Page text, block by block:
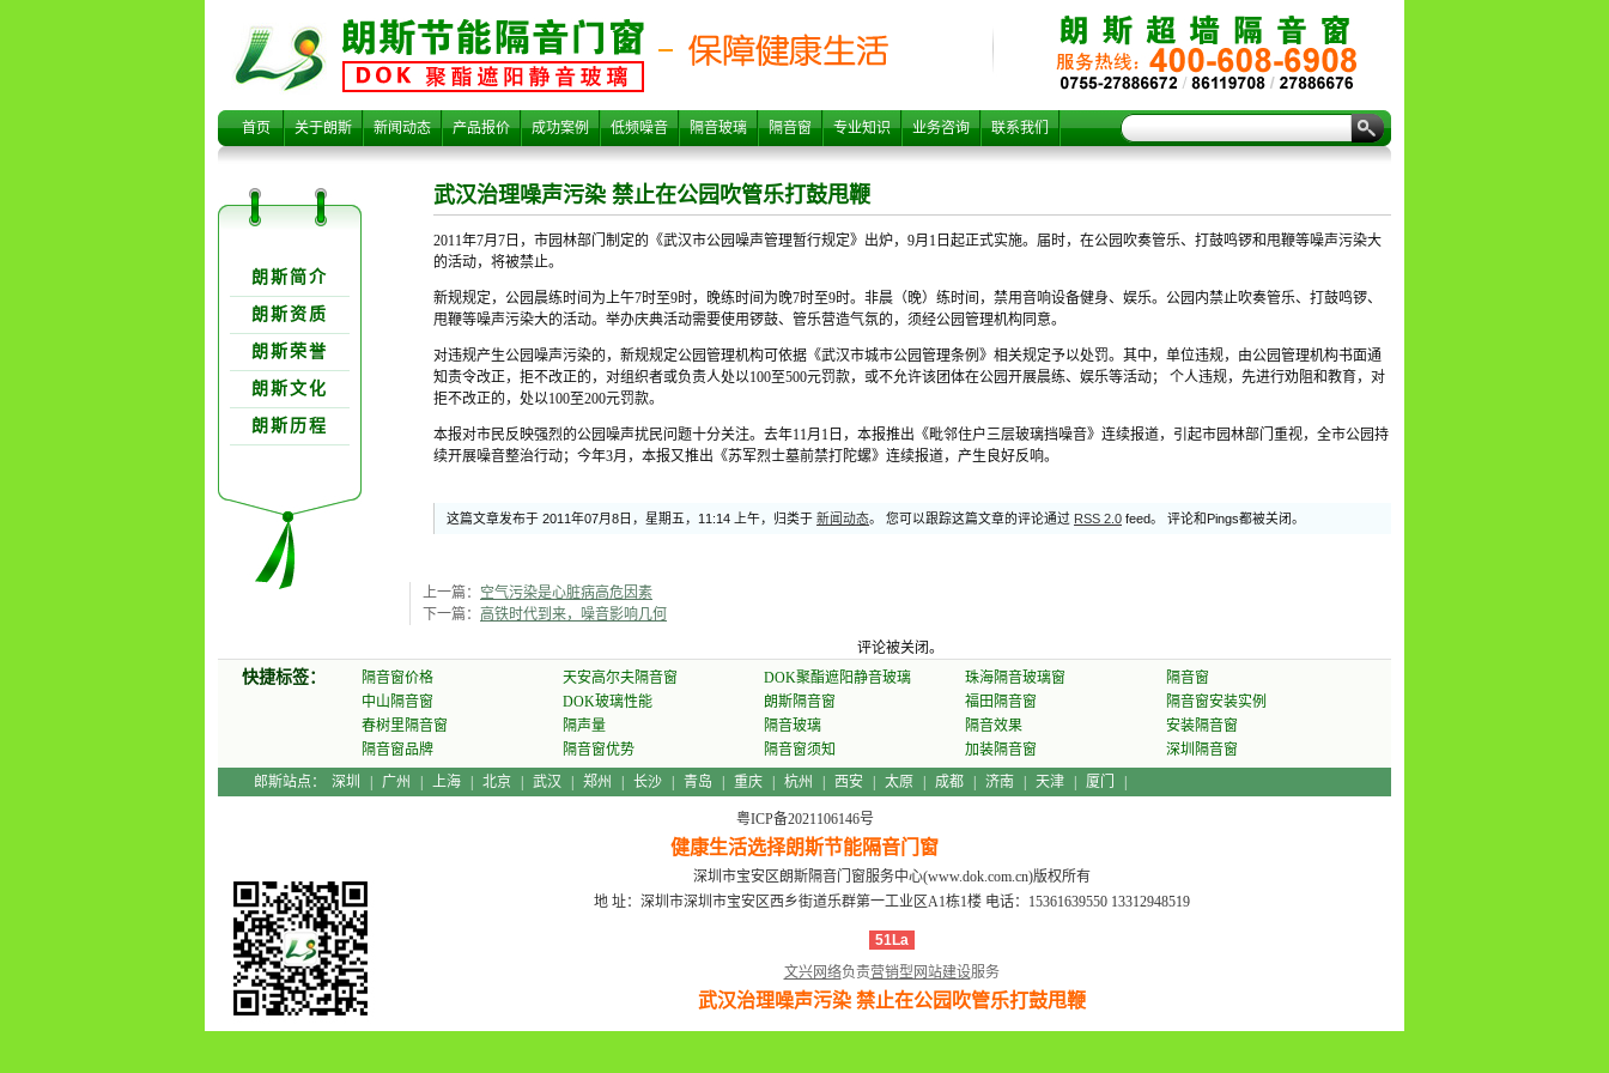
武汉治理噪声污
染 禁止在公园吹
管乐打鼓甩鞭
首页 关于朗斯 新闻动态 产品报价 成功案例 低频噪音 隔音玻璃 隔音窗 专业知识 业务咨询 联系我们
武汉治理噪声污染 禁止在公园吹管乐打鼓甩鞭
2011年7月7日，市园林部门制定的《武汉市公园噪声管理暂行规定》出炉，9月1日起正式实施。届时，在公园吹奏管乐、打鼓鸣锣和甩鞭等噪声污染大
的活动，将被禁止。
新规规定，公园晨练时间为上午7时至9时，晚练时间为晚7时至9时。非晨（晚）练时间，禁用音响设备健身、娱乐。公园内禁止吹奏管乐、打鼓鸣锣、
甩鞭等噪声污染大的活动。举办庆典活动需要使用锣鼓、管乐营造气氛的，须经公园管理机构同意。
对违规产生公园噪声污染的，新规规定公园管理机构可依据《武汉市城市公园管理条例》相关规定予以处罚。其中，单位违规，由公园管理机构书面通
知责令改正，拒不改正的，对组织者或负责人处以100至500元罚款，或不允许该团体在公园开展晨练、娱乐等活动； 个人违规，先进行劝阻和教育，对
拒不改正的，处以100至200元罚款。
本报对市民反映强烈的公园噪声扰民问题十分关注。去年11月1日，本报推出《毗邻住户三层玻璃挡噪音》连续报道，引起市园林部门重视，全市公园持
续开展噪音整治行动；今年3月，本报又推出《苏军烈士墓前禁打陀螺》连续报道，产生良好反响。
这篇文章发布于 2011年07月8日，星期五，11:14 上午，归类于 新闻动态。 您可以跟踪这篇文章的评论通过 RSS 2.0 feed。 评论和Pings都被关闭。
上一篇： 空气污染是心脏病高危因素
下一篇： 高铁时代到来，噪音影响几何
评论被关闭。
朗斯简介
朗斯资质
朗斯荣誉
朗斯文化
朗斯历程
快捷标签： 隔音窗价格 天安高尔夫隔音窗 DOK聚酯遮阳静音玻璃 珠海隔音玻璃窗
隔音窗
中山隔音窗
DOK玻璃性能 朗斯隔音窗 福田隔音窗
隔音窗安装实例
春树里隔音窗
隔声量 隔音玻璃 隔音效果
安装隔音窗
隔音窗品牌
隔音窗优势 隔音窗须知 加装隔音窗
深圳隔音窗
郎斯站点：
深圳 广州 上海 北京 武汉 郑州 长沙 青岛 重庆 杭州 西安 太原 成都 济南 天津 厦门
粤ICP备2021106146号
健康生活选择朗斯节能隔音门窗
深圳市宝安区朗斯隔音门窗服务中心(www.dok.com.cn)版权所有
地 址：深圳市深圳市宝安区西乡街道乐群第一工业区A1栋1楼 电话：15361639550 13312948519
51La
文兴网络负责营销型网站建设服务
武汉治理噪声污染 禁止在公园吹管乐打鼓甩鞭